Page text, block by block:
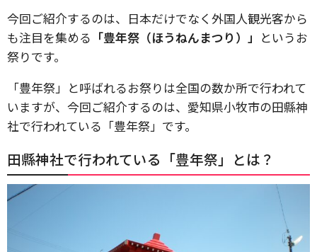
今回ご紹介するのは、日本だけでなく外国人観光客から
も注目を集める 「豊年祭（ほうねんまつり）」 というお
祭りです。
「豊年祭」と呼ばれるお祭りは全国の数か所で行われて
いますが、今回ご紹介するのは、愛知県小牧市の田縣神
社で行われている「豊年祭」です。
田縣神社で行われている「豊年祭」とは？